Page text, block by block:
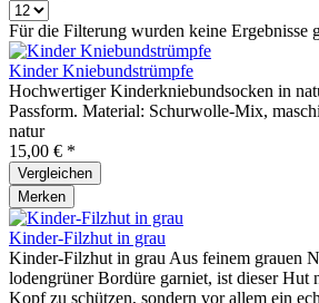
Für die Filterung wurden keine Ergebnisse
Kinder Kniebundstrümpfe
Hochwertiger Kinderkniebundsocken in
Passform. Material: Schurwolle-Mix,
natur
15,00 € *
Vergleichen
Merken
Kinder-Filzhut in grau
Kinder-Filzhut in grau Aus feinem grauen
lodengrüner Bordüre garniet, ist dieser Hut
Kopf zu schützen, sondern vor allem ein